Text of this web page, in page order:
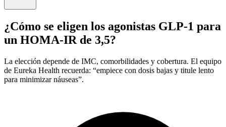
¿Cómo se eligen los agonistas GLP-1 para
un HOMA-IR de 3,5?
La elección depende de IMC, comorbilidades y cobertura. El equipo
de Eureka Health recuerda: “empiece con dosis bajas y titule lento
para minimizar náuseas”.